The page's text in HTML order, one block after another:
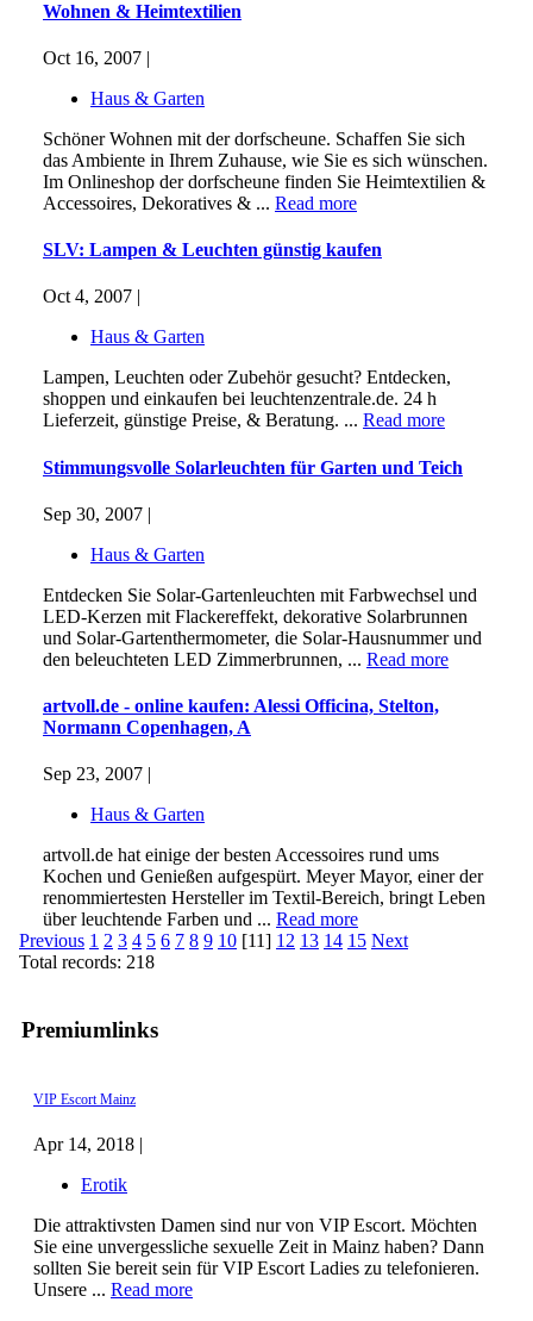
Premiumlinks
VIP Escort Mainz
Apr 14, 2018 |
Erotik
Die attraktivsten Damen sind nur von VIP Escort. Möchten
Sie eine unvergessliche sexuelle Zeit in Mainz haben? Dann
sollten Sie bereit sein für VIP Escort Ladies zu telefonieren.
Unsere ... Read more
Wohnen & Heimtextilien
Oct 16, 2007 |
Haus & Garten
Schöner Wohnen mit der dorfscheune. Schaffen Sie sich
das Ambiente in Ihrem Zuhause, wie Sie es sich wünschen.
Im Onlineshop der dorfscheune finden Sie Heimtextilien &
Accessoires, Dekoratives & ... Read more
SLV: Lampen & Leuchten günstig kaufen
Oct 4, 2007 |
Haus & Garten
Lampen, Leuchten oder Zubehör gesucht? Entdecken,
shoppen und einkaufen bei leuchtenzentrale.de. 24 h
Lieferzeit, günstige Preise, & Beratung. ... Read more
Stimmungsvolle Solarleuchten für Garten und Teich
Sep 30, 2007 |
Haus & Garten
Entdecken Sie Solar-Gartenleuchten mit Farbwechsel und
LED-Kerzen mit Flackereffekt, dekorative Solarbrunnen
und Solar-Gartenthermometer, die Solar-Hausnummer und
den beleuchteten LED Zimmerbrunnen, ... Read more
artvoll.de - online kaufen: Alessi Officina, Stelton,
Normann Copenhagen, A
Sep 23, 2007 |
Haus & Garten
artvoll.de hat einige der besten Accessoires rund ums
Kochen und Genießen aufgespürt. Meyer Mayor, einer der
renommiertesten Hersteller im Textil-Bereich, bringt Leben
über leuchtende Farben und ... Read more
Previous 1 2 3 4 5 6 7 8 9 10 [11] 12 13 14 15 Next
Total records: 218